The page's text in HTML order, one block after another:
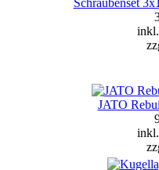
JATO